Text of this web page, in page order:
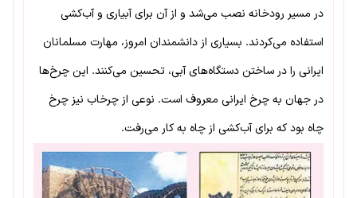
در مسیر رودخانه نصب می‌شد و از آن برای آبیاری و آب‌کشی
استفاده می‌کردند. بسیاری از دانشمندان امروز، مهارت مسلمانان
ایرانی را در ساختن دستگاه‌های آبی، تحسین می‌کنند. این چرخ‌ها
در جهان به چرخ ایرانی معروف است. نوعی از چرخاب نیز چرخ
چاه بود که برای آب‌کشی از چاه به کار می‌رفت.